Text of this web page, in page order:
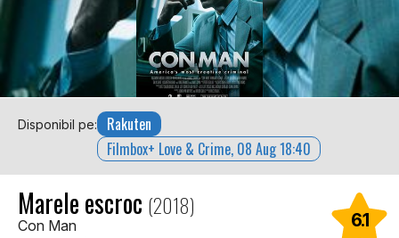
Disponibil pe:
Rakuten
Filmbox+ Love & Crime, 08 Aug 18:40
Marele escroc (2018)
Con Man 6.1